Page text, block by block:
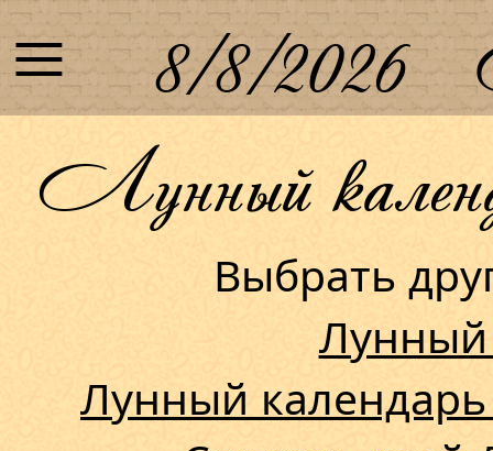
≡ 8/8/2026
Лунный
Выбрать
Лунный
Лунный